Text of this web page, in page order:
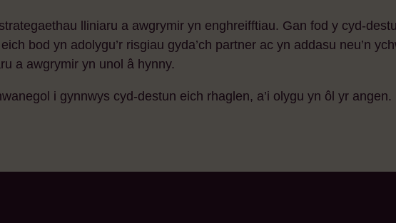
lliniaru a awgrymir yn enghreifftiau. Gan fod y cyd-
bod yn adolygu’r risgiau gyda’ch partner ac yn addasu neu’n
a awgrymir yn unol â hynny.
i gynnwys cyd-destun eich rhaglen, a’i olygu yn ôl yr angen.